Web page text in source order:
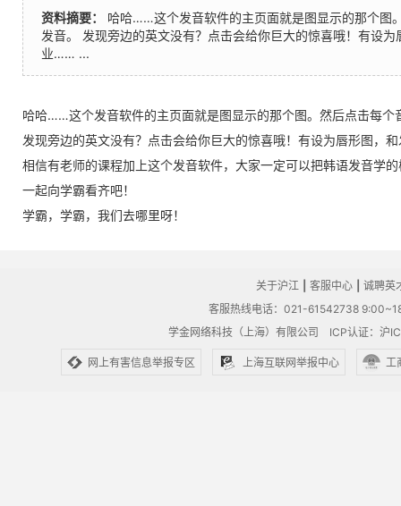
资料摘要：
哈哈……这个发音软件的主页面就是图显示的那个图
发音。 发现旁边的英文没有？点击会给你巨大的惊喜哦！有设
业…… ...
哈哈……这个发音软件的主页面就是图显示的那个图。然后点击每个
发现旁边的英文没有？点击会给你巨大的惊喜哦！有设为唇形图，
相信有老师的课程加上这个发音软件，大家一定可以把韩语发音学
一起向学霸看齐吧！
学霸，学霸，我们去哪里呀！
关于沪江 客服中心
诚聘英
客服热线电话：021-61542738
学金网络科技（上海）有限公司 ICP认证：沪
网上有害信息举报专区 上海互联网举报中心 工